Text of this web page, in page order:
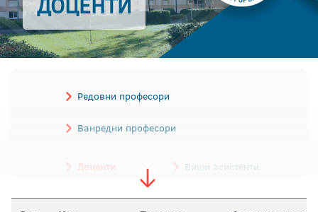
Редовни професори
Ванредни професори
Доценти Виши асистенти